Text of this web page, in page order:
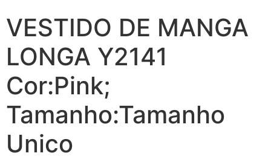
VESTIDO DE MANGA
LONGA Y2141
Cor:Pink;
Tamanho:Tamanho
Unico